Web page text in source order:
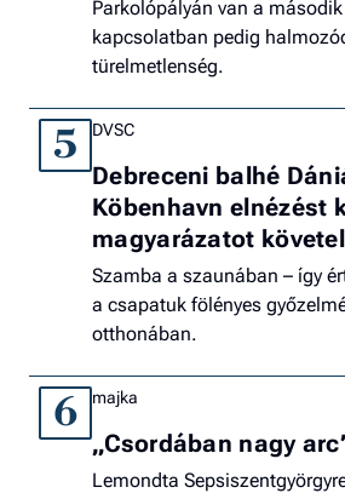
Parkolópályán van a
kapcsolatban pedig
türelmetlenség.
5 DVSC
Debreceni balhé
Köbenhavn elnézést
magyarázatot követel
Szamba a szaunában – így
a csapatuk fölényes
otthonában.
6 majka
„Csordában nagy
Lemondta